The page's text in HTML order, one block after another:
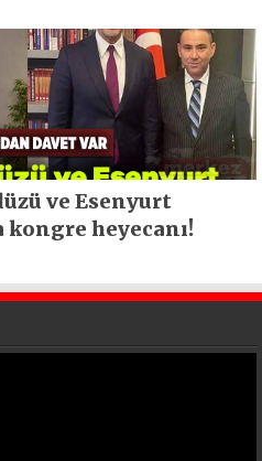
ve Esenyurt
heyecanı!